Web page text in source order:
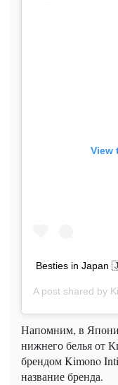
View
Besties in
A post shared by
Напомним, в
нижнего белья от
брендом Kimono
название бренда.